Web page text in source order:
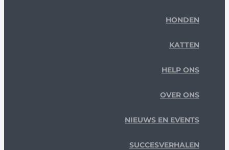
HONDEN
KATTEN
HELP ONS
OVER ONS
NIEUWS EN EVENTS
SUCCESVERHALEN